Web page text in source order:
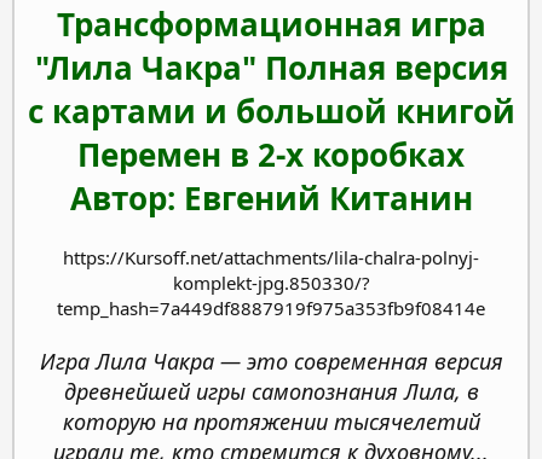
а
Трансформационная игра
"Лила Чакра" Полная версия
с картами и большой книгой
Перемен в 2-х коробках
Автор: Евгений Китанин
https://Kursoff.net/attachments/lila-chalra-polnyj-
komplekt-jpg.850330/?
temp_hash=7a449df8887919f975a353fb9f08414e
Игра Лила Чакра — это современная версия
древнейшей игры самопознания Лила, в
которую на протяжении тысячелетий
играли те, кто стремится к духовному...